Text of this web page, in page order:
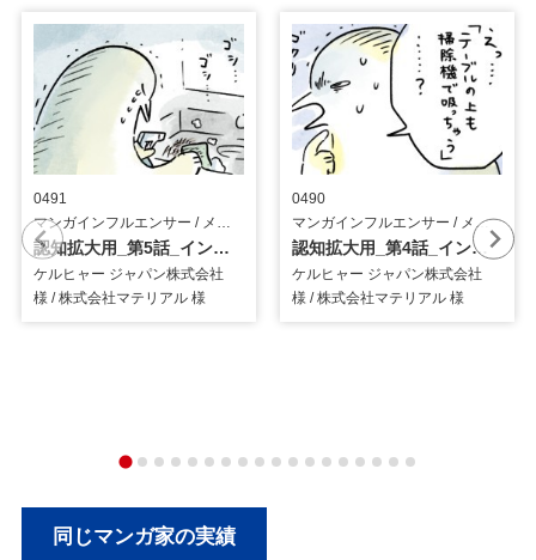
0491
認知拡大用_第5話_インフルエンサーマンガ
ケルヒャー ジャパン株式会社
様 / 株式会社マテリアル 様
0490
マンガインフルエンサー / メーカー
認知拡大用_第4話_インフルエンサーマンガ
ケルヒャー ジャパン株式会社
様 / 株式会社マテリアル 様
同じマンガ家の実績